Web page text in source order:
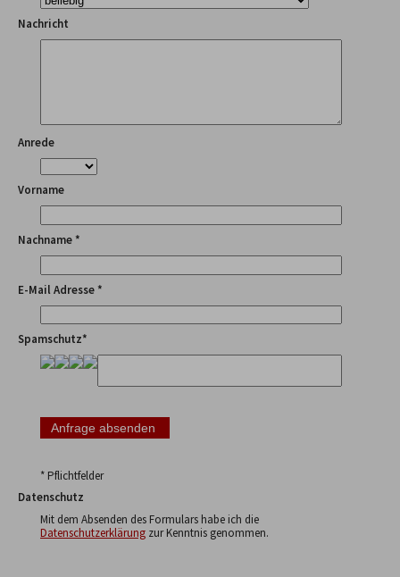
Nachricht
Anrede
Vorname
Nachname *
E-Mail Adresse *
Spamschutz*
* Pflichtfelder
Datenschutz
Mit dem Absenden des Formulars habe ich die
Datenschutzerklärung zur Kenntnis genommen.